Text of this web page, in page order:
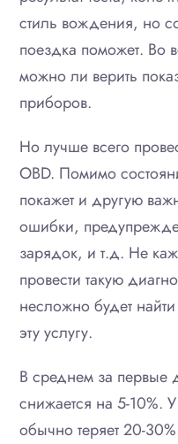
стиль вождения, но
поездка поможет. Во
можно ли верить
приборов.
Но лучше всего
OBD. Помимо
покажет и другую
ошибки,
зарядок, и т.д. Не
провести такую
несложно будет
эту услугу.
В среднем за первые
снижается на 5-10%. У
обычно теряет 20-